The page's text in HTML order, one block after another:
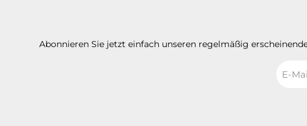
Abonnieren Sie jetzt einfach unseren regelmäßig
Mail-